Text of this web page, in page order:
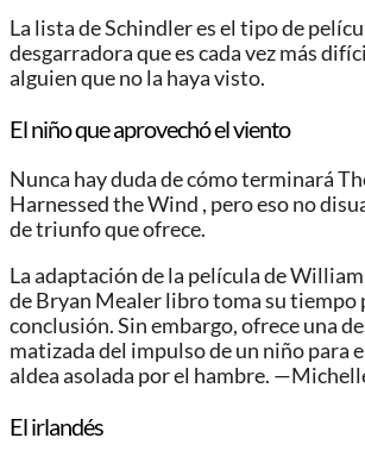
La lista de Schindler es el tipo de
desgarradora que es cada vez más
alguien que no la haya visto.
El niño que aprovechó el viento
Nunca hay duda de cómo terminará
Harnessed the Wind , pero eso no
de triunfo que ofrece.
La adaptación de la película de
de Bryan Mealer libro toma su tiempo
conclusión. Sin embargo, ofrece una
matizada del impulso de un niño para
aldea asolada por el hambre.
El irlandés